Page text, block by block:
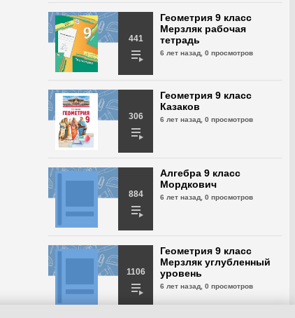
дидактические
материалы Мерзляк
№268
6 лет назад, 565 просмотров
дидактические
материалы Мерзляк
№269
материалы Мерзляк
№270
6 лет назад, 670 просмотров
№271
6 лет назад, 482 просмотра
Геометрия 9 класс
441
Геометрия 9 класс
Мерзляк рабочая
тетрадь
6 лет назад, 0 просмотров
306
Геометрия 9 класс
Казаков
6 лет назад, 0 просмотров
884
Алгебра 9 класс
Мордкович
6 лет назад, 0 просмотров
1106
Геометрия 9 класс
Мерзляк углубленный
уровень
6 лет назад, 0 просмотров